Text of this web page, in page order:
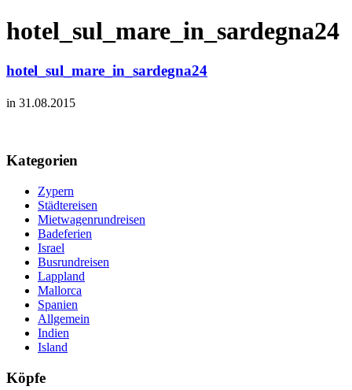
hotel_sul_mare_in_sardegna24
hotel_sul_mare_in_sardegna24
in 31.08.2015
Kategorien
Zypern
Städtereisen
Mietwagenrundreisen
Badeferien
Israel
Busrundreisen
Lappland
Mallorca
Spanien
Allgemein
Indien
Island
Köpfe